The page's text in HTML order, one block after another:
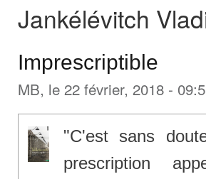
Jankélévitch
Imprescriptible
MB, le 22 février, 2018 -
"C'est sans
prescription